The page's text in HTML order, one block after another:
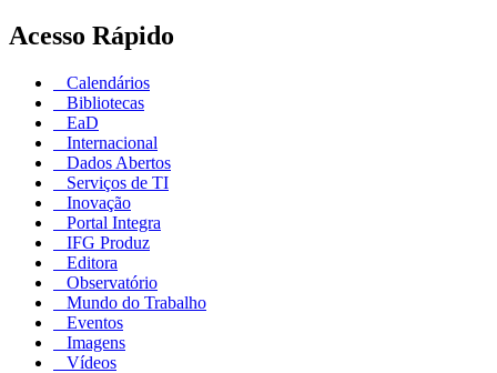
Acesso Rápido
Calendários
Bibliotecas
EaD
Internacional
Dados Abertos
Serviços de TI
Inovação
Portal Integra
IFG Produz
Editora
Observatório
Mundo do Trabalho
Eventos
Imagens
Vídeos